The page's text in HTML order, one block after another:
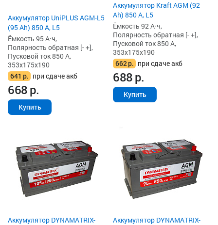
Аккумулятор UniPLUS AGM-L5
(95 Ah) 850 А, L5
Ёмкость 95 А·ч,
Полярность обратная [- +],
Пусковой ток 850 А,
353x175x190
641 р. при сдаче акб
668р.
Купить
Аккумулятор Kraft AGM (92
Ah) 850 А, L5
Ёмкость 92 А·ч,
Полярность обратная [- +],
Пусковой ток 850 А,
353x175x190
662р. при сдаче акб
688р.
Купить
Аккумулятор DYNAMATRIX-
Аккумулятор DYNAMATRIX-